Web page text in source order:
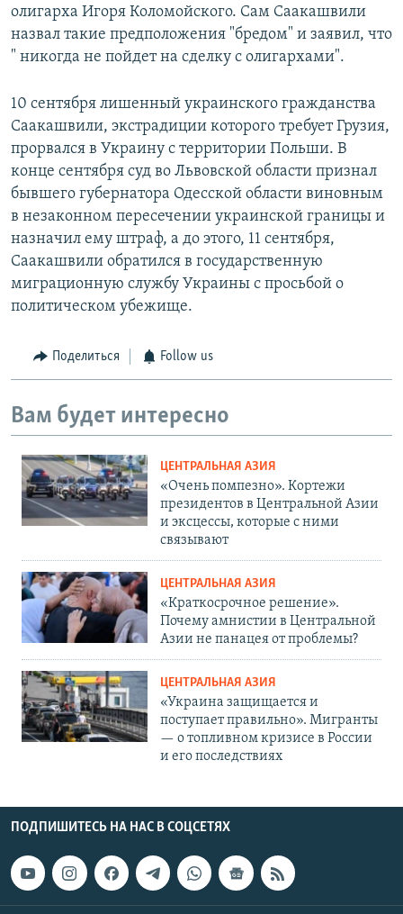
олигарха Игоря Коломойского. Сам Саакашвили
назвал такие предположения "бредом" и заявил, что
" никогда не пойдет на сделку с олигархами".
10 сентября лишенный украинского гражданства
Саакашвили, экстрадиции которого требует Грузия,
прорвался в Украину с территории Польши. В
конце сентября суд во Львовской области признал
бывшего губернатора Одесской области виновным
в незаконном пересечении украинской границы и
назначил ему штраф, а до этого, 11 сентября,
Саакашвили обратился в государственную
миграционную службу Украины с просьбой о
политическом убежище.
Поделиться Follow us
Вам будет интересно
ЦЕНТРАЛЬНАЯ АЗИЯ
«Очень помпезно». Кортежи
президентов в Центральной Азии
и эксцессы, которые с ними
связывают
ЦЕНТРАЛЬНАЯ АЗИЯ
«Краткосрочное решение».
Почему амнистии в Центральной
Азии не панацея от проблемы?
ЦЕНТРАЛЬНАЯ АЗИЯ
«Украина защищается и
поступает правильно». Мигранты
— о топливном кризисе в России
и его последствиях
ПОДПИШИТЕСЬ НА НАС В СОЦСЕТЯХ